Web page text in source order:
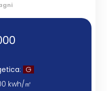
: G
kwh/㎡